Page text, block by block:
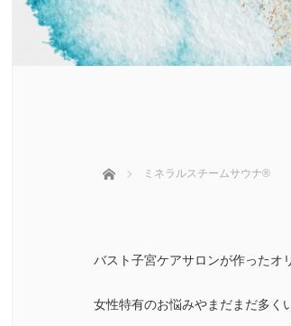
ホーム ミネラルスチームサウナ®︎
バスト子宮ケアサロンが作ったオ
女性特有のお悩みやまだまだ多く